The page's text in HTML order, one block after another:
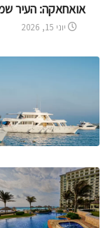
אואחאקה: העיר
יוני 15, 2026